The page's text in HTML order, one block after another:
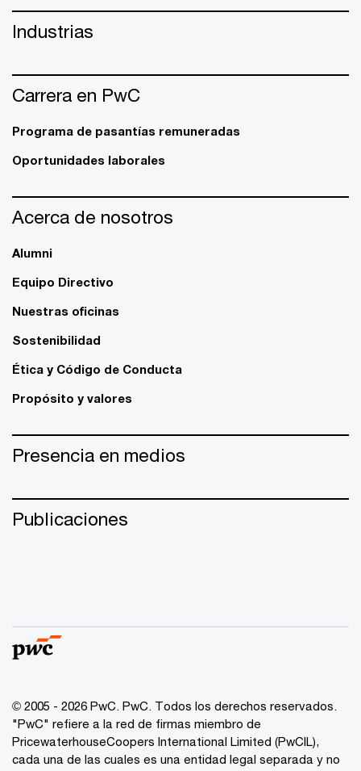
Industrias
Carrera en PwC
Programa de pasantías remuneradas
Oportunidades laborales
Acerca de nosotros
Alumni
Equipo Directivo
Nuestras oficinas
Sostenibilidad
Ética y Código de Conducta
Propósito y valores
Presencia en medios
Publicaciones
© 2005 - 2026 PwC. PwC. Todos los derechos reservados.
"PwC" refiere a la red de firmas miembro de
PricewaterhouseCoopers International Limited (PwCIL),
cada una de las cuales es una entidad legal separada y no